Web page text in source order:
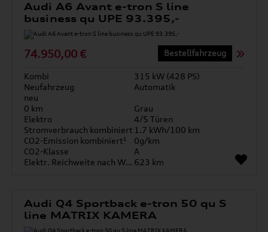
Audi A6 Avant e-tron S line
business qu UPE 93.395,-
74.950,00 € Bestellfahrzeug
Kombi
315 kW (428 PS)
Neufahrzeug
Automatik
neu
0 km
Grau
Elektro
4/5 Türen
Stromverbrauch kombiniert 1.7 kWh/100 km
CO2-Emission kombiniert¹
0g/km
CO2-Klasse
A
Elektr. Reichweite nach WLTP* 623 km
Audi Q4 Sportback e-tron 50 qu S
line MATRIX KAMERA